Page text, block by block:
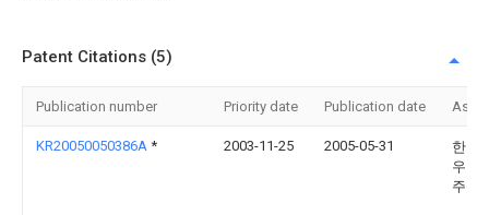
Patent Citations (5)
Publication number Priority date Publication date
KR20050050386A * 2003-11-25 2005-05-31
한국
우주
주식